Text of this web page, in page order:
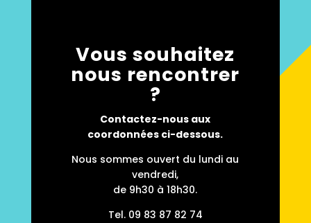
Vous souhaitez
nous rencontrer
?
Contactez-nous aux
coordonnées ci-dessous.
Nous sommes ouvert du lundi au
vendredi,
de 9h30 à 18h30.
Tel. 09 83 87 82 74